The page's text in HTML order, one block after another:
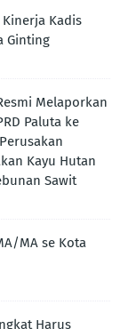
Kinerja Kadis
Ginting
Melaporkan
Paluta ke
Kayu Hutan
Sawit
MA se Kota
Harus